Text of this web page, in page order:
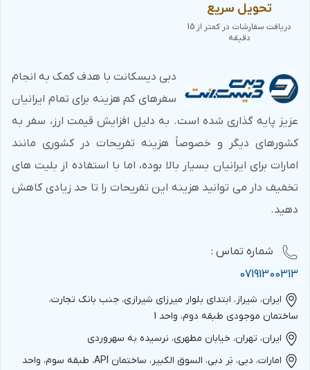
تحویل سریع
دریافت سفارشات در کمتر از 15
دقیقه
دبی دیسکانت با هدف کمک به انجام
سفرهای کم هزینه برای تمام ایرانیان
عزیز پایه گذاری شده است. به دلیل افزایش قیمت ارز، سفر به
کشورهای دیگر و خصوصاً هزینه تفریحات در کشوری مانند
امارات برای ایرانیان بسیار بالا بوده، اما با استفاده از بلیت های
تخفیف دار می توانید هزینه این تفریحات را تا حد زیادی کاهش
دهید.
شماره‌ تماس :
07191300313
ایران، شیراز، ابتدای بلوار میرزای شیرازی، جنب بانک تجارت،
ساختمان موجودی طبقه دوم، واحد 1
ایران، تهران، خیابان مطهری، نرسیده به سهروردی
امارات، دبی، بَر دبی، السوق الکبیر، ساختمان API، طبقه سوم، واحد